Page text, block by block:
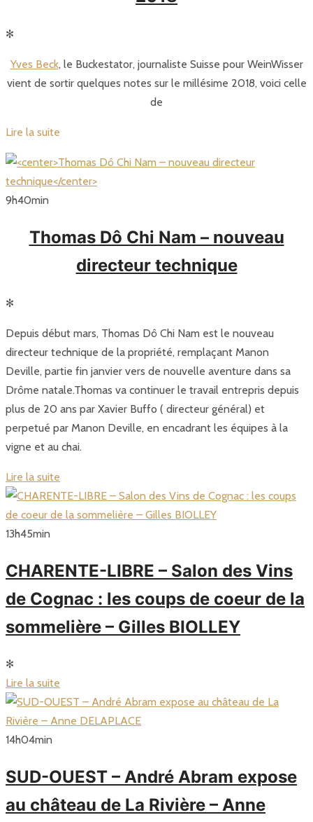
✻
Yves Beck, le Buckestator, journaliste Suisse pour WeinWisser
vient de sortir quelques notes sur le millésime 2018, voici celle
de
Lire la suite
9h40min
Thomas Dô Chi Nam – nouveau
directeur technique
✻
Depuis début mars, Thomas Dô Chi Nam est le nouveau
directeur technique de la propriété, remplaçant Manon
Deville, partie fin janvier vers de nouvelle aventure dans sa
Drôme natale.Thomas va continuer le travail entrepris depuis
plus de 20 ans par Xavier Buffo ( directeur général) et
perpetué par Manon Deville, en encadrant les équipes à la
vigne et au chai.
Lire la suite
13h45min
CHARENTE-LIBRE – Salon des Vins
de Cognac : les coups de coeur de la
sommelière – Gilles BIOLLEY
✻
Lire la suite
14h04min
SUD-OUEST – André Abram expose
au château de La Rivière – Anne